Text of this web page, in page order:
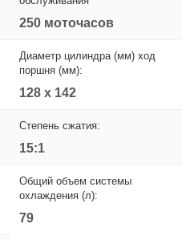
250 моточасов
Диаметр цилиндра (мм) ход
поршня (мм):
128 x 142
Степень сжатия:
15:1
Общий объем системы
охлаждения (л):
79